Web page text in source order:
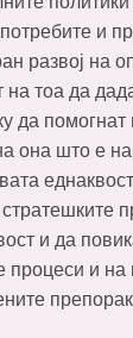
и
развој на
на тоа да
да помогнат
она што е
и да
процеси и